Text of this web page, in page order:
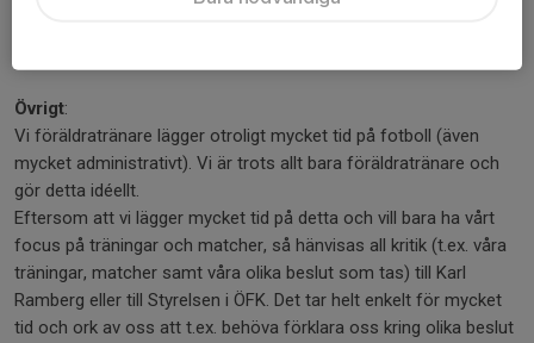
Övrigt:
Vi föräldratränare lägger otroligt mycket tid på fotboll (även
mycket administrativt). Vi är trots allt bara föräldratränare och
gör detta idéellt.
Eftersom att vi lägger mycket tid på detta och vill bara ha vårt
focus på träningar och matcher, så hänvisas all kritik (t.ex. våra
träningar, matcher samt våra olika beslut som tas) till Karl
Ramberg eller till Styrelsen i ÖFK. Det tar helt enkelt för mycket
tid och ork av oss att t.ex. behöva förklara oss kring olika beslut